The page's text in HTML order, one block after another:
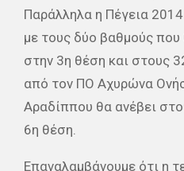
Παράλληλα η Πέγεια
με τους δύο βαθμούς που
στην 3η θέση και στους
από τον ΠΟ Αχυρώνα
Αραδίππου θα ανέβει
6η θέση.
Επαναλαμβάνουμε ότι η